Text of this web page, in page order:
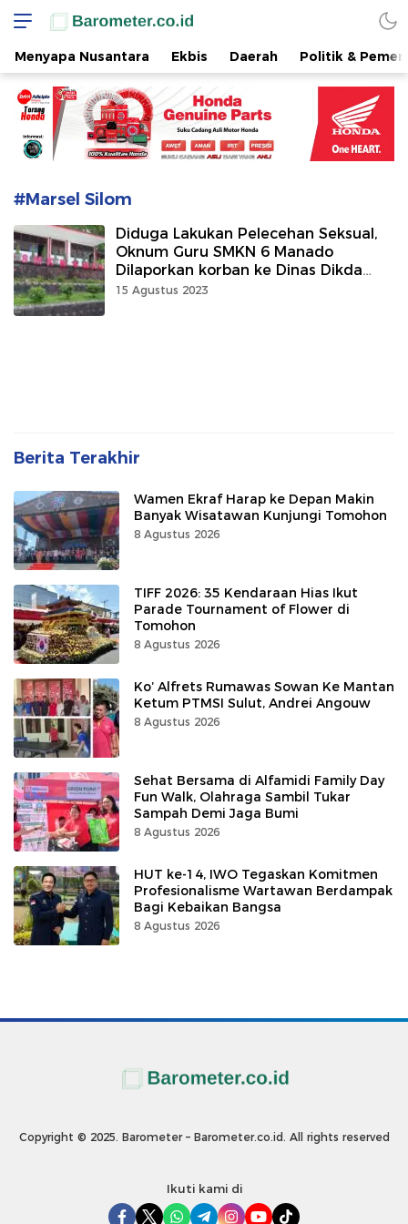
www.barometer.co.id
Berita Terkini di Sulawesi Utara
Menyapa Nusantara Ekbis Daerah Politik &
#Marsel Silom
Diduga Lakukan Pelecehan Seksual,
Oknum Guru SMKN 6 Manado
Dilaporkan korban ke Dinas Dikda
Sulut
15 Agustus 2023
Berita Terakhir
Wamen Ekraf Harap ke Depan Makin
Banyak Wisatawan Kunjungi Tomohon
8 Agustus 2026
TIFF 2026: 35 Kendaraan Hias Ikut
Parade Tournament of Flower di
Tomohon
8 Agustus 2026
Ko’ Alfrets Rumawas Sowan Ke Mantan
Ketum PTMSI Sulut, Andrei Angouw
8 Agustus 2026
Sehat Bersama di Alfamidi Family Day
Fun Walk, Olahraga Sambil Tukar
Sampah Demi Jaga Bumi
8 Agustus 2026
HUT ke-14, IWO Tegaskan Komitmen
Profesionalisme Wartawan Berdampak
Bagi Kebaikan Bangsa
8 Agustus 2026
Copyright © 2025. Barometer – Barometer.co.id. All rights reserved
Ikuti kami di